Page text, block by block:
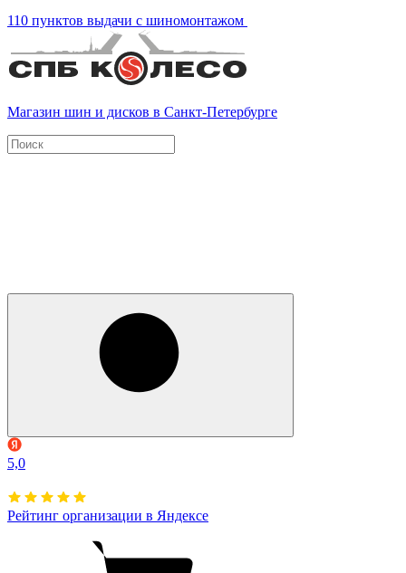
110 пунктов выдачи с шиномонтажом
Магазин шин и дисков в Санкт-Петербурге
5,0
Рейтинг организации в Яндексе